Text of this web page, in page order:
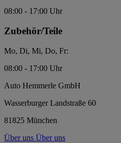
08:00 - 17:00 Uhr
Zubehör/Teile
Mo, Di, Mi, Do, Fr:
08:00 - 17:00 Uhr
Auto Hemmerle GmbH
Wasserburger Landstraße 60
81825 München
Über uns Über uns